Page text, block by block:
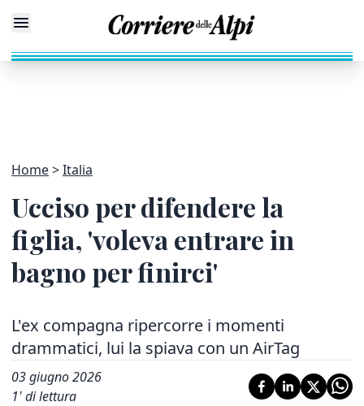
Home Italia
Ucciso per difendere la
figlia, 'voleva entrare in
bagno per finirci'
L'ex compagna ripercorre i momenti
drammatici, lui la spiava con un AirTag
03 giugno 2026
1' di lettura